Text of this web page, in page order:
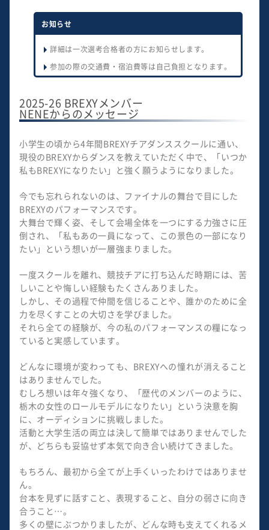
お知らせ
詳細は一次選考合格者の方にお知らせします。
参加の際の交通費・宿泊費等は自己負担となります。
2025-26 BREXYメンバー
NENEからのメッセージ
小学生の頃から4年間BREXYチアダンススクールに通い、
現役のBREXYからダンスを教えていただく中で、「いつか
私もBREXYになりたい」と強く願うようになりました。
今でも忘れられないのは、ファイナルの舞台で目にした
BREXYのパフォーマンスです。
大舞台で輝く姿、そして会場全体を一つにする力強さに圧
倒され、「私もあの一員になって、この景色の一部になり
たい」という想いが一層強まりました。
一度スクールを離れ、競技チアに打ち込んだ時期には、苦
しいことや悔しい経験もたくさんありました。
しかし、その過程で仲間を信じることや、誰かのために全
力を尽くすことの大切さを学びました。
それら全ての経験が、今の私のパフォーマンスの糧になっ
ていると実感しています。
どんなに環境が変わっても、BREXYへの憧れが消えること
はありませんでした。
むしろ想いは年々強くなり、「歴代のメンバーのように、
栃木の女性のロールモデルになりたい」という決意を胸
に、オーディションに挑戦しました。
活動と大学生活の両立は決して簡単ではありませんでした
が、どちらも妥協せず本気で向き合い続けてきました。
もちろん、最初から全てが上手くいったわけではありませ
ん。
台本を見ずに話すこと、表現すること、自分の弱さに向き
合うこと…。
多くの壁にぶつかりましたが、どんな時も支えてくれるメ